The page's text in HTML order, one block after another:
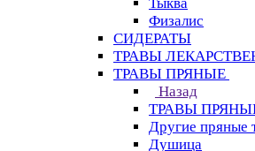
Физалис
СИДЕРАТЫ
ТРАВЫ
ТРАВЫ ПРЯНЫЕ
Назад
ТРАВЫ
Другие пряные
Душица